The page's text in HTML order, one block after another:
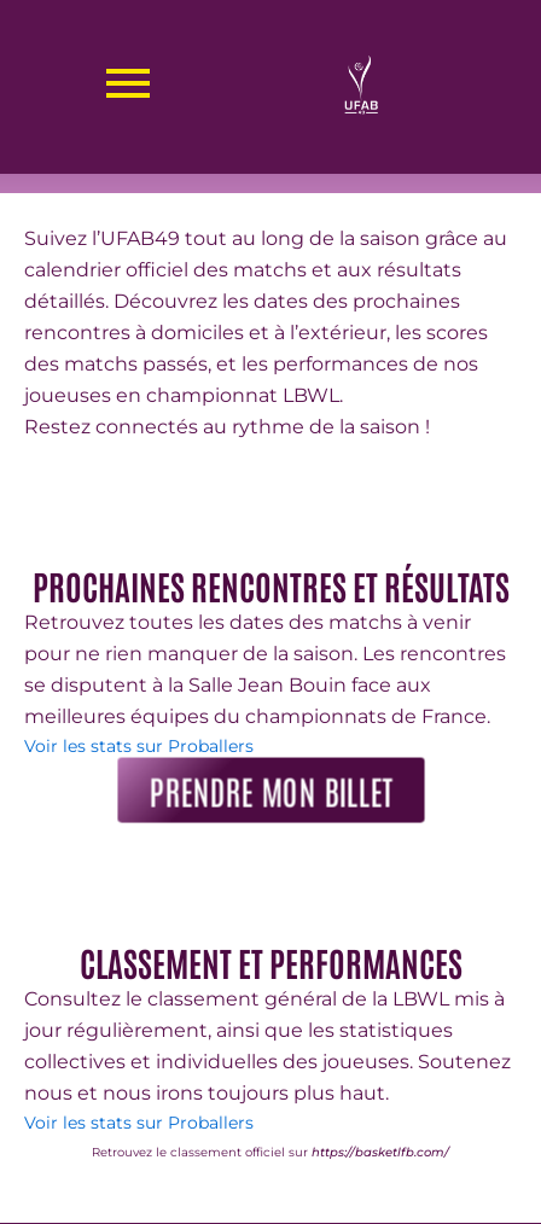
CALENDRIER DES MATCHS &
RÉSULTAT DE L'UFAB49
Suivez l’UFAB49 tout au long de la saison grâce au
calendrier officiel des matchs et aux résultats
détaillés. Découvrez les dates des prochaines
rencontres à domiciles et à l’extérieur, les scores
des matchs passés, et les performances de nos
joueuses en championnat LBWL.
Restez connectés au rythme de la saison !
PROCHAINES RENCONTRES ET RÉSULTATS
Retrouvez toutes les dates des matchs à venir
pour ne rien manquer de la saison. Les rencontres
se disputent à la Salle Jean Bouin face aux
meilleures équipes du championnats de France.
Voir les stats sur Proballers
PRENDRE MON BILLET
CLASSEMENT ET PERFORMANCES
Consultez le classement général de la LBWL mis à
jour régulièrement, ainsi que les statistiques
collectives et individuelles des joueuses. Soutenez
nous et nous irons toujours plus haut.
Voir les stats sur Proballers
Retrouvez le classement officiel sur https://basketlfb.com/